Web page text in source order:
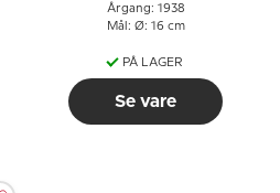
Årgang: 1938
Mål: Ø: 16 cm
PÅ LAGER
Se vare